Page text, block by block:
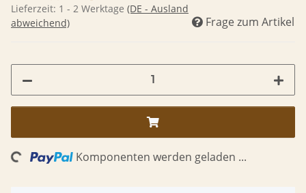
Lieferzeit: 1 - 2 Werktage (DE - Ausland
abweichend)
Frage zum Artikel
Komponenten werden geladen ...